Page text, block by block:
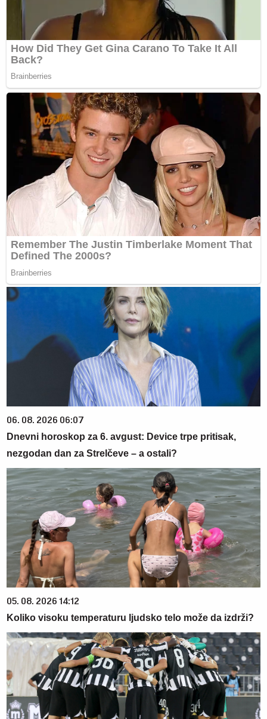
06. 08. 2026 06:07
Dnevni horoskop za 6. avgust: Device trpe pritisak,
nezgodan dan za Strelčeve – a ostali?
05. 08. 2026 14:12
Koliko visoku temperaturu ljudsko telo može da izdrži?